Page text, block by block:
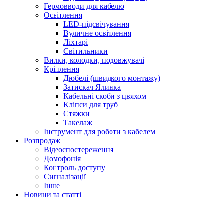
Гермовводи для кабелю
Освітлення
LED-підсвічування
Вуличне освітлення
Ліхтарі
Світильники
Вилки, колодки, подовжувачі
Кріплення
Дюбелі (швидкого монтажу)
Затискач Ялинка
Кабельні скоби з цвяхом
Кліпси для труб
Стяжки
Такелаж
Інструмент для роботи з кабелем
Розпродаж
Відеоспостереження
Домофонія
Контроль доступу
Сигналізації
Інше
Новини та статті